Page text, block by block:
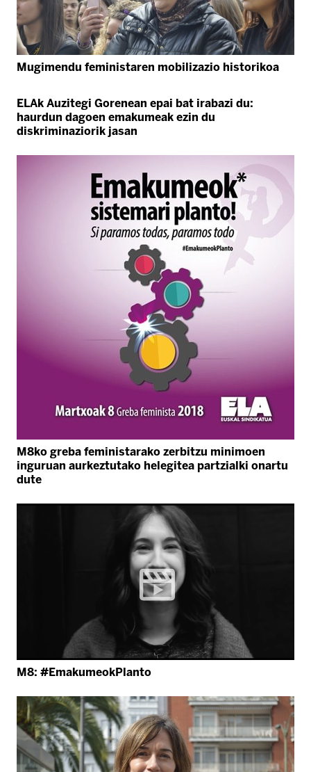
Mugimendu feministaren mobilizazio historikoa
ELAk Auzitegi Gorenean epai bat irabazi du:
haurdun dagoen emakumeak ezin du
diskriminaziorik jasan
M8ko greba feministarako zerbitzu minimoen
inguruan aurkeztutako helegitea partzialki onartu
dute
M8: #EmakumeokPlanto